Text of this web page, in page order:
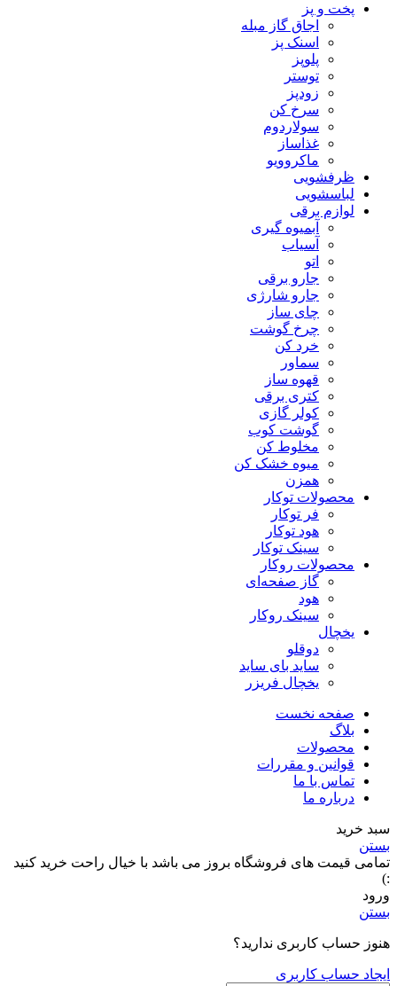
پخت و پز
اجاق گاز مبله
اسنک پز
پلوپز
توستر
زودپز
سرخ کن
سولاردوم
غذاساز
ماکروویو
ظرفشویی
لباسشویی
لوازم برقی
آبمیوه گیری
آسیاب
اتو
جارو برقی
جارو شارژی
چای ساز
چرخ گوشت
خرد کن
سماور
قهوه ساز
کتری برقی
کولر گازی
گوشت کوب
مخلوط کن
میوه خشک کن
همزن
محصولات توکار
فر توکار
هود توکار
سینک توکار
محصولات روکار
گاز صفحه‌ای
هود
سینک روکار
یخچال
دوقلو
ساید بای ساید
یخچال فریزر
صفحه نخست
بلاگ
محصولات
قوانین و مقررات
تماس با ما
درباره ما
سبد خرید
بستن
تمامی قیمت های فروشگاه بروز می باشد با خیال راحت خرید کنید
:)
ورود
بستن
هنوز حساب کاربری ندارید؟
ایجاد حساب کاربری